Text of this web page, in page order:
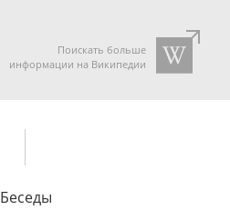
Поискать больше
информации на Википедии
Беседы